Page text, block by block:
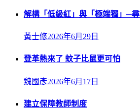
解構「低級紅」與「極端獨」─
黃士修2026年6月29日
登革熱來了 蚊子比鼠更可怕
魏國彥2026年6月17日
建立保障教師制度